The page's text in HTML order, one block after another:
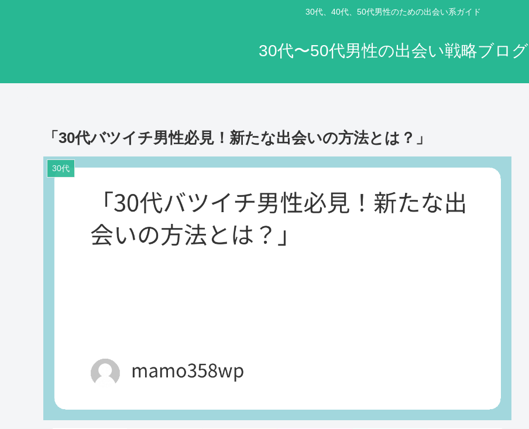
30代、40代、50代男性のための出会い系ガイド
30代〜50代男性の出会い戦略ブログ
「30代バツイチ男性必見！新たな出会いの方法とは？」
30代